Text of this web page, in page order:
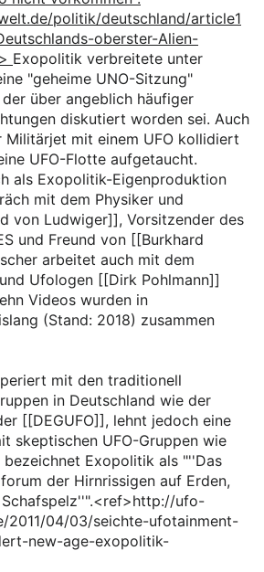
politik/deutschland/article1
oberster-Alien-
Exopolitik verbreitete unter
"geheime UNO-Sitzung"
über angeblich häufiger
diskutiert worden sei. Auch
Militärjet mit einem UFO kollidiert
UFO-Flotte aufgetaucht.
als Exopolitik-Eigenproduktion
mit dem Physiker und
von Ludwiger]], Vorsitzender des
und Freund von [[Burkhard
arbeitet auch mit dem
Ufologen [[Dirk Pohlmann]]
Videos wurden in
(Stand: 2018) zusammen
mit den traditionell
in Deutschland wie der
[[DEGUFO]], lehnt jedoch eine
skeptischen UFO-Gruppen wie
bezeichnet Exopolitik als "''Das
der Hirnrissigen auf Erden,
Schafspelz''".<ref>http://ufo-
2011/04/03/seichte-ufotainment-
new-age-exopolitik-